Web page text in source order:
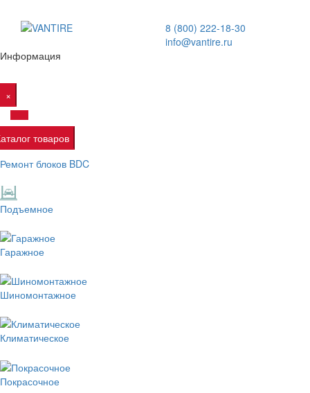
8 (800) 222-18-30
info@vantire.ru
Информация
×
товаров
Ремонт блоков BDC
Подъемное
Гаражное
Шиномонтажное
Климатическое
Покрасочное